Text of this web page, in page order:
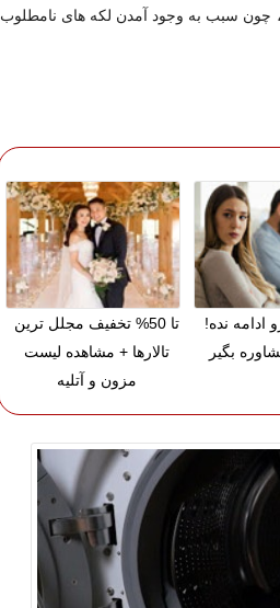
چون سبب به وجود آمدن لکه های نامطلوب
ادامه نده!
بگیر
تا 50% تخفیف مجلل ترین
تالارها + مشاهده لیست
مزون و آتلیه